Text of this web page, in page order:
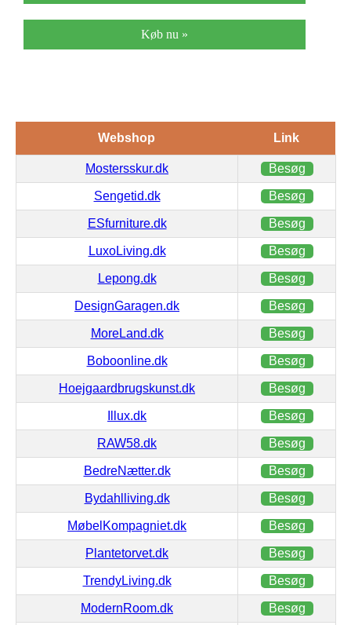
Køb nu »
Webshop Link
Mostersskur.dk Besøg
Sengetid.dk Besøg
ESfurniture.dk Besøg
LuxoLiving.dk Besøg
Lepong.dk Besøg
DesignGaragen.dk Besøg
MoreLand.dk Besøg
Boboonline.dk Besøg
Hoejgaardbrugskunst.dk Besøg
Illux.dk Besøg
RAW58.dk Besøg
BedreNætter.dk Besøg
Bydahlliving.dk Besøg
MøbelKompagniet.dk Besøg
Plantetorvet.dk Besøg
TrendyLiving.dk Besøg
ModernRoom.dk Besøg